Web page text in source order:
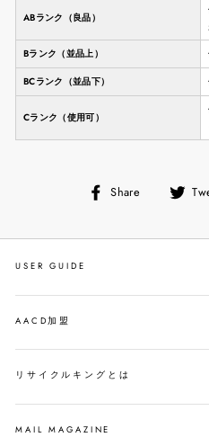
ABランク（良品）
Bランク（並品上）
BCランク（並品下）
Cランク（使用可）
Share
Share
USER GUIDE
AACD加盟
リサイクルキングとは
MAIL MAGAZINE